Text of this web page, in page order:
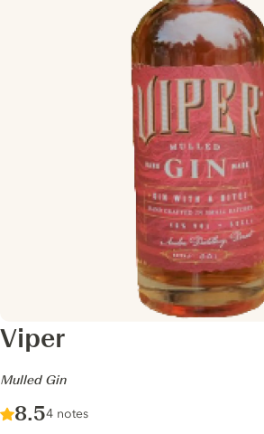
Viper
-
Mulled Gin
Score :
8.5/ 10
4 notes